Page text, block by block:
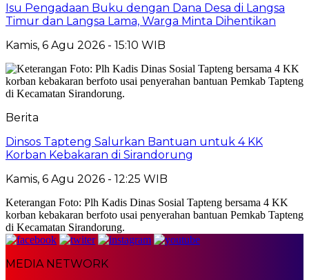
Isu Pengadaan Buku dengan Dana Desa di Langsa
Timur dan Langsa Lama, Warga Minta Dihentikan
Kamis, 6 Agu 2026 - 15:10 WIB
Berita
Dinsos Tapteng Salurkan Bantuan untuk 4 KK
Korban Kebakaran di Sirandorung
Kamis, 6 Agu 2026 - 12:25 WIB
Keterangan Foto: Plh Kadis Dinas Sosial Tapteng bersama 4 KK
korban kebakaran berfoto usai penyerahan bantuan Pemkab Tapteng
di Kecamatan Sirandorung.
MEDIA NETWORK